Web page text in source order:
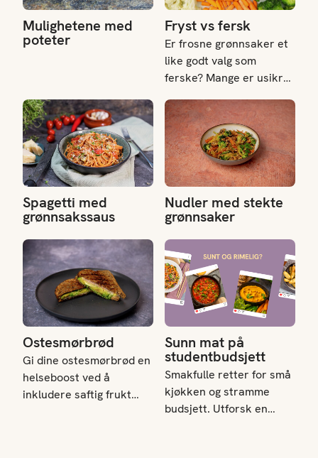
Mulighetene med
poteter
Fryst vs fersk
Er frosne grønnsaker et
like godt valg som
ferske? Mange er usikre
både smak og
næringsinnhold når
grønnsaker fryses. Her
får du svarene – og noen
enkle råd på veien.
Spagetti med
grønnsakssaus
Spagetti med grønnsakssaus
Nudler med stekte
grønnsaker
Nudler med stekte
Ostesmørbrød
Gi dine ostesmørbrød en
helseboost ved å
inkludere saftig frukt
Ostesmørbrød
Sunn mat på
studentbudsjett
Smakfulle retter for små
kjøkken og stramme
budsjett. Utforsk en
Sunn mat på studentbudsjett